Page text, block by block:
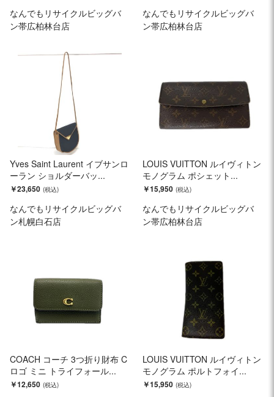
なんでもリサイクルビッグバ
ン帯広柏林台店
なんでもリサイクルビッグバ
ン帯広柏林台店
Yves Saint Laurent イブサンロ
ーラン ショルダーバッ...
￥23,650
なんでもリサイクルビッグバ
ン札幌白石店
LOUIS VUITTON ルイヴィトン
モノグラム ポシェット...
￥15,950
なんでもリサイクルビッグバ
ン帯広柏林台店
COACH コーチ 3つ折り財布 C
ロゴ ミニ トライフォール...
￥12,650
LOUIS VUITTON ルイヴィトン
モノグラム ポルトフォイ...
￥15,950